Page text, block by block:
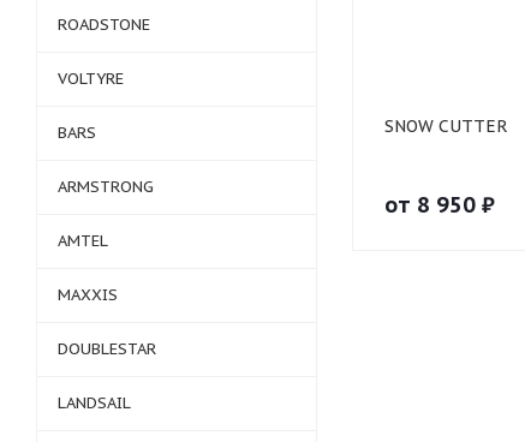
SNOW CUTTER
от 8 950 ₽
ROADSTONE
VOLTYRE
BARS
ARMSTRONG
AMTEL
MAXXIS
DOUBLESTAR
LANDSAIL